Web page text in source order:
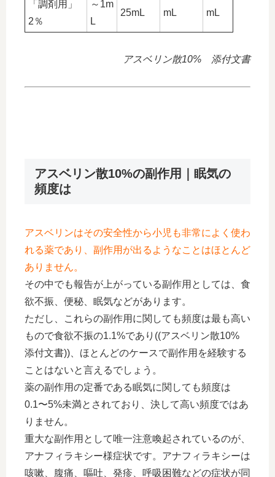
「調剤用」
2％
～1m
L
25mL
mL
mL
アスベリン散10% 添付文書
アスベリン散10%の副作用｜眠気の
頻度は
アスベリンはその安全性から小児も非常によく使わ
れる薬であり、副作用が出るようなことはほとんど
ありません。
その中でも報告が上がっている副作用としては、食
欲不振、便秘、眠気などがあります。
ただし、これらの副作用に関しても頻度は最も高い
もので食欲不振の1.1%であり((アスベリン散10%
添付文書))、ほとんどのケースで副作用を経験する
ことはないと言えるでしょう。
薬の副作用の定番である眠気に関しても頻度は
0.1〜5%未満とされており、決して高い頻度ではあ
りません。
重大な副作用として唯一注意喚起されているのが、
アナフィラキシー様症状です。アナフィラキシーは
咳嗽、腹痛、嘔吐、発疹、呼吸困難などの症状が同